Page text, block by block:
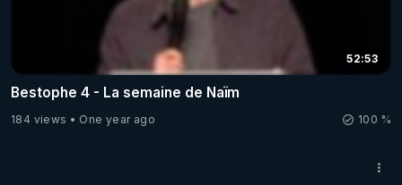
52:53
Bestophe 4 - La semaine de Naïm
184 views One year ago 100 %